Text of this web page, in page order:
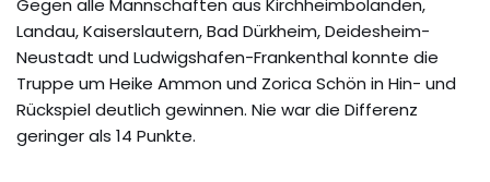
Gegen alle Mannschaften aus Kirchheimbolanden,
Landau, Kaiserslautern, Bad Dürkheim, Deidesheim-
Neustadt und Ludwigshafen-Frankenthal konnte die
Truppe um Heike Ammon und Zorica Schön in Hin- und
Rückspiel deutlich gewinnen. Nie war die Differenz
geringer als 14 Punkte.